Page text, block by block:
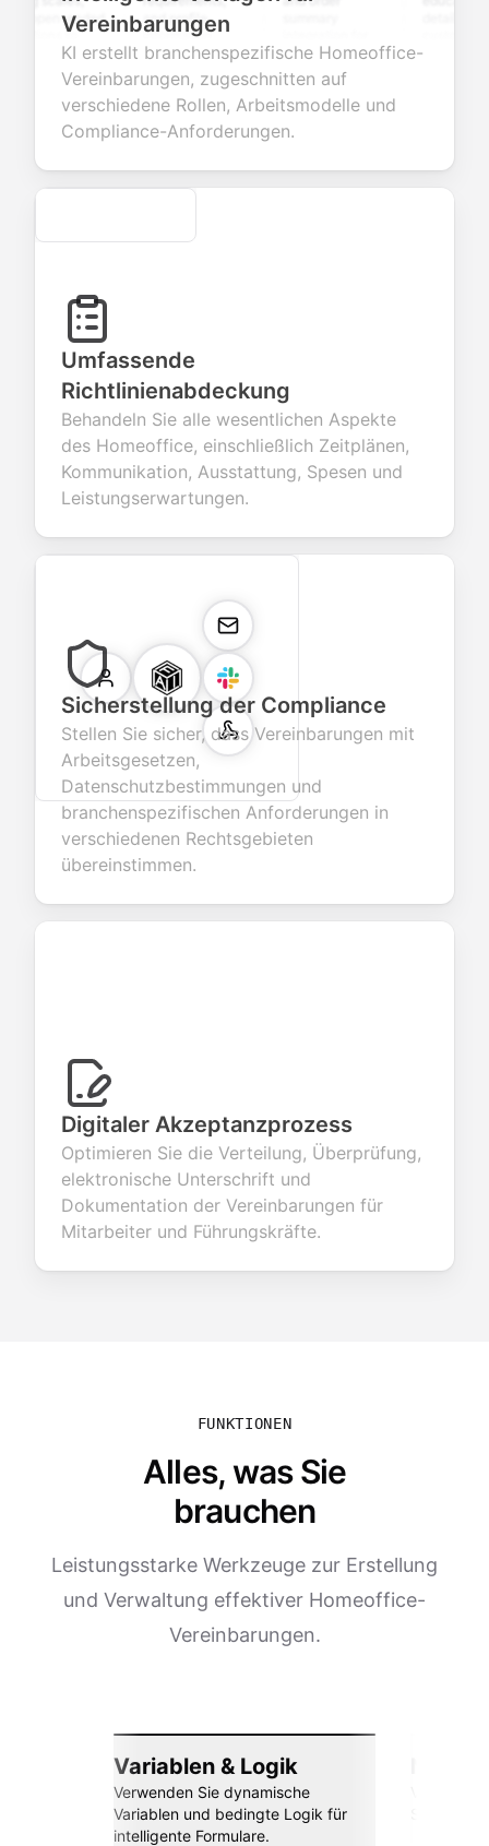
ended
valuable
about
or
and profile
information
fields for
seamless
account
creation.
smooth e-
commerce
transactions.
screening
candidate
Vereinbarungen
KI erstellt branchenspezifische Homeoffice-
Vereinbarungen, zugeschnitten auf
verschiedene Rollen, Arbeitsmodelle und
Compliance-Anforderungen.
Secure
Umfassende
Richtlinienabdeckung
Behandeln Sie alle wesentlichen Aspekte
des Homeoffice, einschließlich Zeitplänen,
Kommunikation, Ausstattung, Spesen und
Leistungserwartungen.
Sicherstellung der Compliance
Stellen Sie sicher, dass Vereinbarungen mit
Arbeitsgesetzen,
Datenschutzbestimmungen und
branchenspezifischen Anforderungen in
verschiedenen Rechtsgebieten
übereinstimmen.
Digitaler Akzeptanzprozess
Optimieren Sie die Verteilung, Überprüfung,
elektronische Unterschrift und
Dokumentation der Vereinbarungen für
Mitarbeiter und Führungskräfte.
FUNKTIONEN
Alles, was Sie
brauchen
Leistungsstarke Werkzeuge zur Erstellung
und Verwaltung effektiver Homeoffice-
Vereinbarungen.
Variablen & Logik
Verwenden Sie dynamische
Variablen und bedingte Logik für
intelligente Formulare.